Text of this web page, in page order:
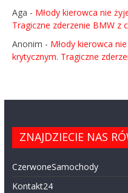
Aga - Młody kierowca nie
Tragiczne zderzenie BMW z
Anonim - Młody kierowca
krytycznym. Tragiczne
ZNAJDZIECIE NAS
CzerwoneSamochody
Kontakt24